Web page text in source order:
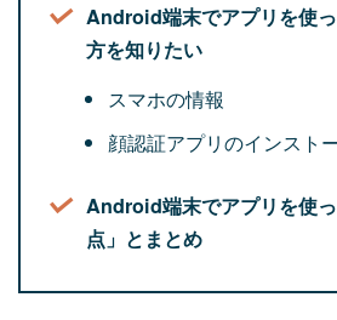
Android端末でアプリを使
方を知りたい
スマホの情報
顔認証アプリのインスト
Android端末でアプリを使
点」とまとめ